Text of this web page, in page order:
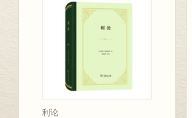
利论